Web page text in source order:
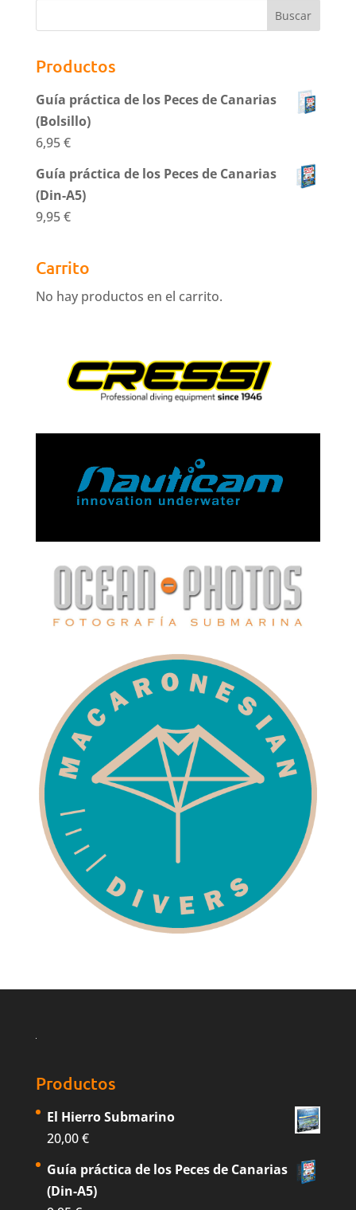
Productos
Guía práctica de los Peces de Canarias
(Bolsillo)
6,95€
Guía práctica de los Peces de Canarias
(Din-A5)
9,95€
Carrito
No hay productos en el carrito.
Productos
El Hierro Submarino
20,00€
Guía práctica de los Peces de Canarias
(Din-A5)